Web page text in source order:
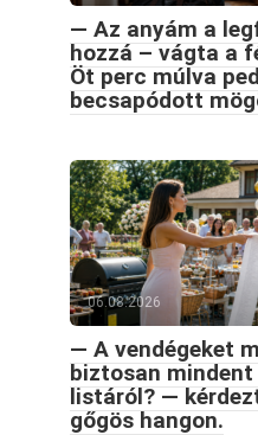
— Az anyám a
hozzá – vágta a
Öt perc múlva
becsapódott
06.08.2026
— A vendégeket
biztosan
listáról? —
gőgös hangon.